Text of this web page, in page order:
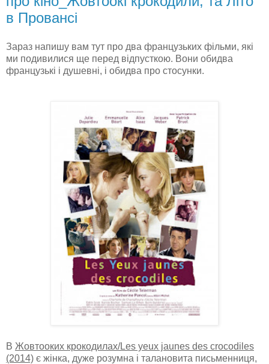
в Провансі
Зараз напишу вам тут про два французьких фільми, які
ми подивилися ще перед відпусткою. Вони обидва
французькі і душевні, і обидва про стосунки.
В Жовтооких крокодилах/Les yeux jaunes des crocodiles
(2014) є жінка, дуже розумна і талановита письменниця,